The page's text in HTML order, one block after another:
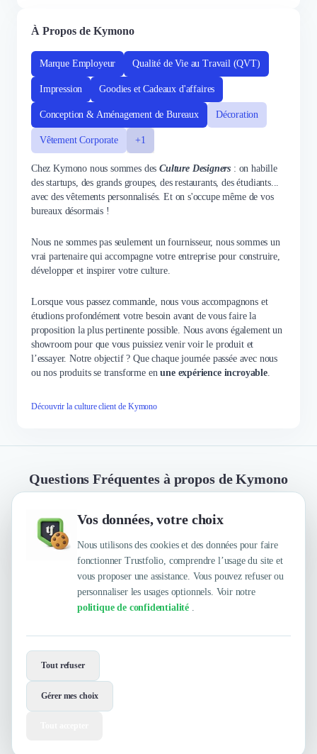
Vos données, votre choix
Nous utilisons des cookies et des données pour faire
fonctionner Trustfolio, comprendre l’usage du site et
vous proposer une assistance. Vous pouvez refuser ou
personnaliser les usages optionnels. Voir notre
politique de confidentialité .
Tout refuser
Gérer mes choix
À Propos de Kymono
Marque Employeur Qualité de Vie au Travail (QVT)
Impression Goodies et Cadeaux d'affaires
Conception & Aménagement de Bureaux Décoration
Vêtement Corporate +1
Chez Kymono nous sommes desCulture Designers : on habille
des startups, des grands groupes, des restaurants, des étudiants...
avec des vêtements personnalisés. Et on s'occupe même de vos
bureaux désormais !
Nous ne sommes pas seulement un fournisseur, nous sommes un
vrai partenaire qui accompagne votre entreprise pour construire,
développer et inspirer votre culture.
Lorsque vous passez commande, nous vous accompagnons et
étudions profondément votre besoin avant de vous faire la
proposition la plus pertinente possible. Nous avons également un
showroom pour que vous puissiez venir voir le produit et
l’essayer. Notre objectif ? Que chaque journée passée avec nous
ou nos produits se transforme enune expérience incroyable.
Découvrir la culture client de Kymono
Questions Fréquentes à propos de Kymono
Quelles sont les principales qualités que leur
reconnaissent leurs clients ?
Trustfolio a authentifié les feedbacks suivants :
Arrangeants, Textile premium, qualité et délais courts,